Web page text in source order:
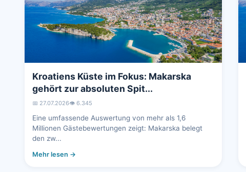
Kroatiens Küste im Fokus: Makarska
gehört zur absoluten Spit...
📅 27.07.2026👁️ 6.347
Eine umfassende Auswertung von mehr als 1,6
Millionen Gästebewertungen zeigt: Makarska belegt
den zw...
Mehr lesen →